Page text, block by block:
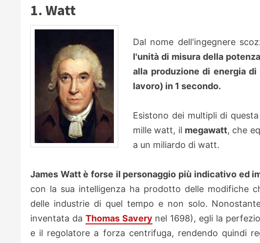
1. Watt
Dal nome dell'ingegnere
l'unità di misura della
alla produzione di energia di
lavoro) in 1 secondo.
Esistono dei multipli di
mille watt, il megawatt, che
a un miliardo di watt.
James Watt è forse il personaggio più indicativo ed
con la sua intelligenza ha prodotto delle modifiche
delle industrie di quel tempo e non solo.
inventata da Thomas Savery nel 1698), egli la
e il regolatore a forza centrifuga, rendendo quindi